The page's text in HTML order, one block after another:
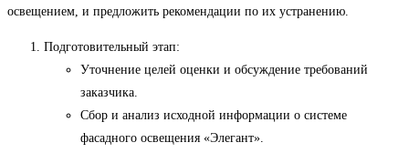
освещением, и предложить рекомендации по их устранению.
Подготовительный этап:
Уточнение целей оценки и обсуждение требований
заказчика.
Сбор и анализ исходной информации о системе
фасадного освещения «Элегант».